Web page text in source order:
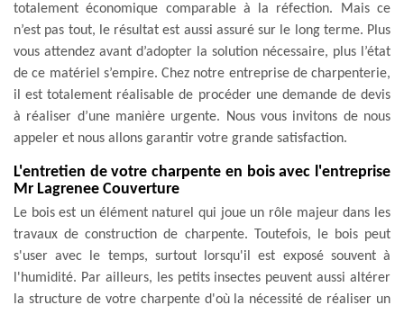
totalement économique comparable à la réfection. Mais ce
n’est pas tout, le résultat est aussi assuré sur le long terme. Plus
vous attendez avant d’adopter la solution nécessaire, plus l’état
de ce matériel s’empire. Chez notre entreprise de charpenterie,
il est totalement réalisable de procéder une demande de devis
à réaliser d’une manière urgente. Nous vous invitons de nous
appeler et nous allons garantir votre grande satisfaction.
L'entretien de votre charpente en bois avec l'entreprise
Mr Lagrenee Couverture
Le bois est un élément naturel qui joue un rôle majeur dans les
travaux de construction de charpente. Toutefois, le bois peut
s'user avec le temps, surtout lorsqu'il est exposé souvent à
l'humidité. Par ailleurs, les petits insectes peuvent aussi altérer
la structure de votre charpente d'où la nécessité de réaliser un